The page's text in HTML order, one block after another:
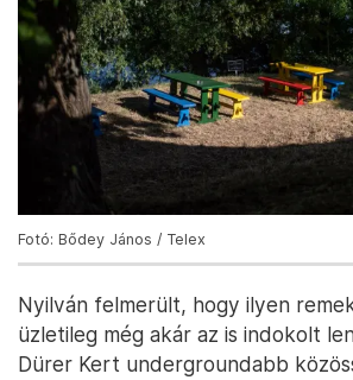
Fotó: Bődey János / Telex
Nyilván felmerült, hogy ilyen
üzletileg még akár az is indokolt
Dürer Kert undergroundabb